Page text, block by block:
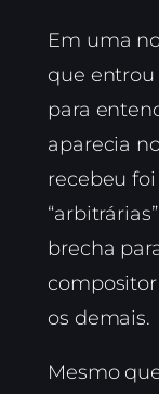
Em uma
que
para
aparecia
recebeu
brecha
os demais.
Mesmo